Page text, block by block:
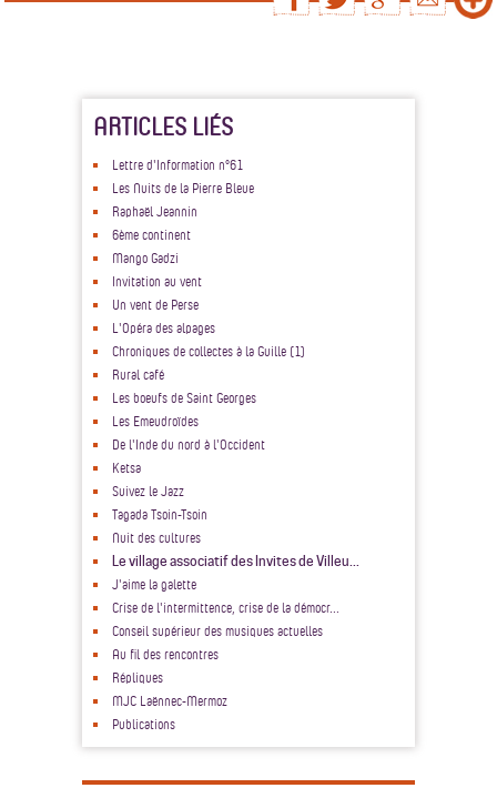
ARTICLES LIÉS
Lettre d'Information n°61
Les Nuits de la Pierre Bleue
Raphaël Jeannin
6ème continent
Mango Gadzi
Invitation au vent
Un vent de Perse
L'Opéra des alpages
Chroniques de collectes à la Guille (1)
Rural café
Les boeufs de Saint Georges
Les Emeudroïdes
De l'Inde du nord à l'Occident
Ketsa
Suivez le Jazz
Tagada Tsoin-Tsoin
Nuit des cultures
Le village associatif des Invites de Villeu...
J'aime la galette
Crise de l'intermittence, crise de la démocr...
Conseil supérieur des musiques actuelles
Au fil des rencontres
Répliques
MJC Laënnec-Mermoz
Publications